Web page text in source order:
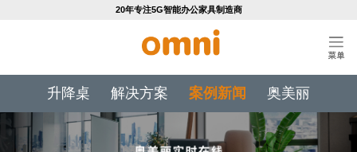
20年专注5G智能办公家具制造商
升降桌 解决方案 案例新闻 奥美丽